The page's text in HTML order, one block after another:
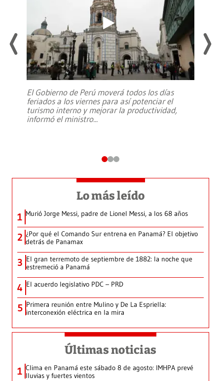
El Gobierno de Perú moverá todos los días
feriados a los viernes para así potenciar el
turismo interno y mejorar la productividad,
informó el ministro...
Lo más leído
1 Murió Jorge Messi, padre de Lionel Messi, a los 68 años
2 ¿Por qué el Comando Sur entrena en Panamá? El objetivo
detrás de Panamax
3 El gran terremoto de septiembre de 1882: la noche que
estremeció a Panamá
4 El acuerdo legislativo PDC – PRD
5 Primera reunión entre Mulino y De La Espriella:
interconexión eléctrica en la mira
Últimas noticias
1 Clima en Panamá este sábado 8 de agosto: IMHPA prevé
lluvias y fuertes vientos